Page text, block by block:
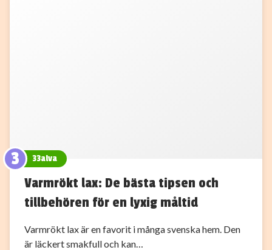
3 33alva
Varmrökt lax: De bästa tipsen och
tillbehören för en lyxig måltid
Varmrökt lax är en favorit i många svenska hem. Den
är läckert smakfull och kan…